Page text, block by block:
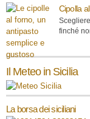
Cipolla
finché
Il Meteo in Sicilia
La borsa dei siciliani